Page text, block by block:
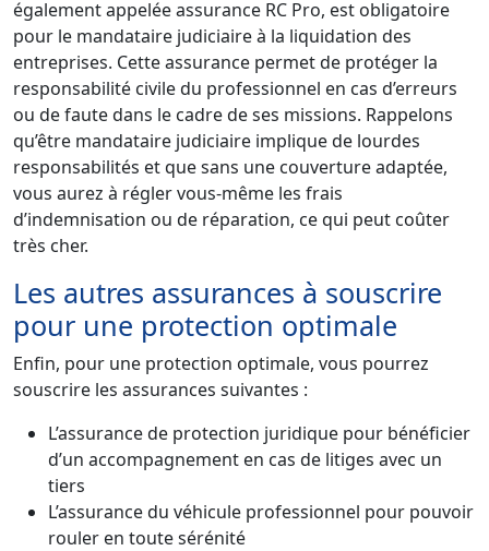
également appelée assurance RC Pro, est obligatoire
pour le mandataire judiciaire à la liquidation des
entreprises. Cette assurance permet de protéger la
responsabilité civile du professionnel en cas d’erreurs
ou de faute dans le cadre de ses missions. Rappelons
qu’être mandataire judiciaire implique de lourdes
responsabilités et que sans une couverture adaptée,
vous aurez à régler vous-même les frais
d’indemnisation ou de réparation, ce qui peut coûter
très cher.
Les autres assurances à souscrire
pour une protection optimale
Enfin, pour une protection optimale, vous pourrez
souscrire les assurances suivantes :
L’assurance de protection juridique pour bénéficier
d’un accompagnement en cas de litiges avec un
tiers
L’assurance du véhicule professionnel pour pouvoir
rouler en toute sérénité